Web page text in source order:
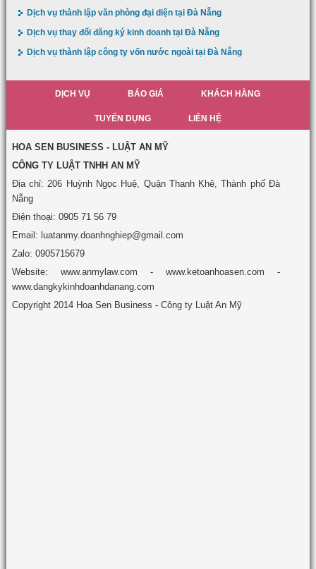
Dịch vụ thành lập văn phòng đại diện tại Đà Nẵng
Dịch vụ thay đổi đăng ký kinh doanh tại Đà Nẵng
Dịch vụ thành lập công ty vốn nước ngoài tại Đà Nẵng
DỊCH VỤ BÁO GIÁ KHÁCH HÀNG
TUYỂN DỤNG LIÊN HỆ
HOA SEN BUSINESS - LUẬT AN MỸ
CÔNG TY LUẬT TNHH AN MỸ
Địa chỉ: 206 Huỳnh Ngọc Huệ, Quận Thanh Khê, Thành phố Đà
Nẵng
Điện thoại: 0905 71 56 79
Email: luatanmy.doanhnghiep@gmail.com
Zalo: 0905715679
Website: www.anmylaw.com - www.ketoanhoasen.com -
www.dangkykinhdoanhdanang.com
Copyright 2014 Hoa Sen Business - Công ty Luật An Mỹ